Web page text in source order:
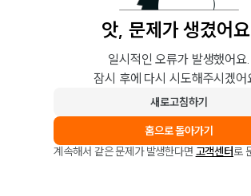
앗, 문제가 생겼어
일시적인 오류가 발생했어요.
잠시 후에 다시 시도해주시겠어
새로고침하기
홈으로 돌아가기
계속해서 같은 문제가 발생한다면 고객센터로